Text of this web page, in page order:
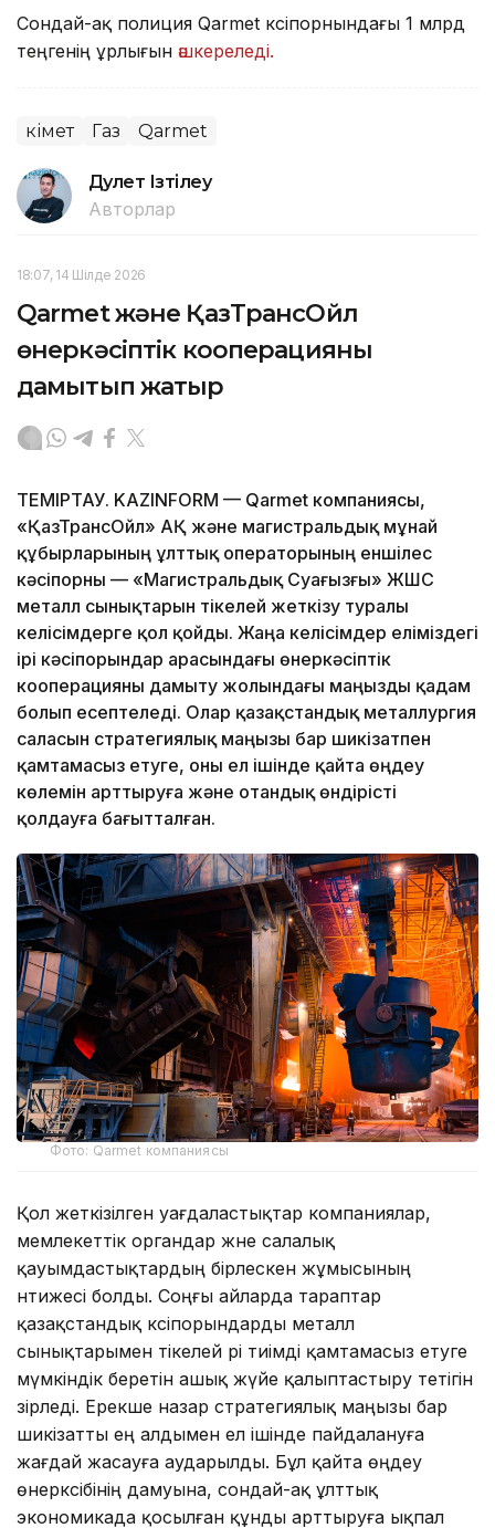
Сондай-ақ полиция Qarmet кәсіпорнындағы 1 млрд
теңгенің ұрлығын әшкереледі.
Үкімет Газ Qarmet
Дәулет Ізтілеу
Авторлар
18:07, 14 Шілде 2026
Qarmet және ҚазТрансОйл
өнеркәсіптік кооперацияны
дамытып жатыр
ТЕМIРТАУ. KAZINFORM — Qarmet компаниясы,
«ҚазТрансОйл» АҚ және магистральдық мұнай
құбырларының ұлттық операторының еншілес
кәсіпорны — «Магистральдық Суағызғы» ЖШС
металл сынықтарын тікелей жеткізу туралы
келісімдерге қол қойды. Жаңа келісімдер еліміздегі
ірі кәсіпорындар арасындағы өнеркәсіптік
кооперацияны дамыту жолындағы маңызды қадам
болып есептеледі. Олар қазақстандық металлургия
саласын стратегиялық маңызы бар шикізатпен
қамтамасыз етуге, оны ел ішінде қайта өңдеу
көлемін арттыруға және отандық өндірісті
қолдауға бағытталған.
Фото: Qarmet компаниясы
Қол жеткізілген уағдаластықтар компаниялар,
мемлекеттік органдар және салалық
қауымдастықтардың бірлескен жұмысының
нәтижесі болды. Соңғы айларда тараптар
қазақстандық кәсіпорындарды металл
сынықтарымен тікелей әрі тиімді қамтамасыз етуге
мүмкіндік беретін ашық жүйе қалыптастыру тетігін
әзірледі. Ерекше назар стратегиялық маңызы бар
шикізатты ең алдымен ел ішінде пайдалануға
жағдай жасауға аударылды. Бұл қайта өңдеу
өнеркәсібінің дамуына, сондай-ақ ұлттық
экономикада қосылған құнды арттыруға ықпал